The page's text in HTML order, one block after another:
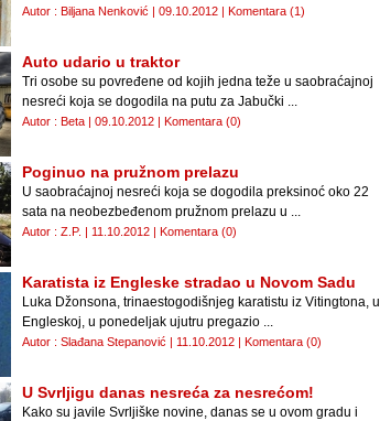
Autor : Biljana Nenković | 09.10.2012 | Komentara (1)
Auto udario u traktor
Tri osobe su povređene od kojih jedna teže u saobraćajnoj
nesreći koja se dogodila na putu za Jabučki ...
Autor : Beta | 09.10.2012 | Komentara (0)
Poginuo na pružnom prelazu
U saobraćajnoj nesreći koja se dogodila preksinoć oko 22
sata na neobezbeđenom pružnom prelazu u ...
Autor : Z.P. | 11.10.2012 | Komentara (0)
Karatista iz Engleske stradao u Novom Sadu
Luka Džonsona, trinaestogodišnjeg karatistu iz Vitingtona, u
Engleskoj, u ponedeljak ujutru pregazio ...
Autor : Slađana Stepanović | 11.10.2012 | Komentara (0)
U Svrljigu danas nesreća za nesrećom!
Kako su javile Svrljiške novine, danas se u ovom gradu i